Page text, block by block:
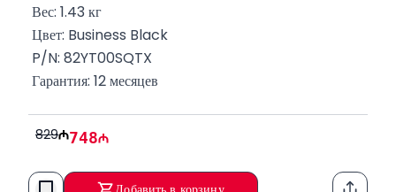
Вес: 1.43 кг
Цвет: Business Black
P/N: 82YT00SQTX
Гарантия: 12 месяцев
829 748